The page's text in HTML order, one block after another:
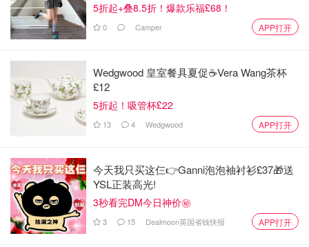
5折起+叠8.5折！爆款乐福£68！
0 Camper APP打开
Wedgwood 皇室餐具夏促☕️Vera Wang茶杯
£12
5折起！吸管杯£22
13 4 Wedgwood APP打开
今天我只买这仨👉Ganni泡泡袖衬衫£37🎁送
YSL正装高光!
3秒看完DM今日神价㊙️
3 15 Dealmoon英国省钱快报 APP打开